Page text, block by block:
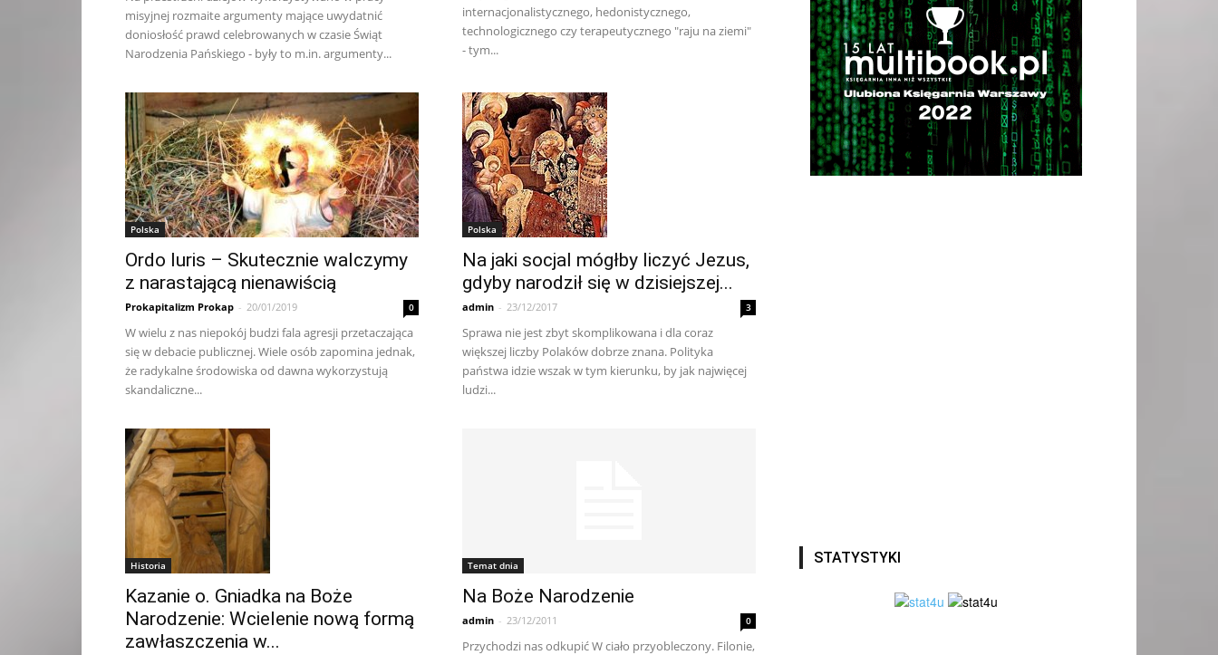
misyjnej rozmaite argumenty mające uwydatnić
doniosłość prawd celebrowanych w czasie Świąt
Narodzenia Pańskiego - były to m.in. argumenty...
internacjonalistycznego, hedonistycznego,
technologicznego czy terapeutycznego "raju na ziemi"
- tym...
Polska
Ordo Iuris – Skutecznie walczymy
z narastającą nienawiścią
Prokapitalizm Prokap - 20/01/2019 0
W wielu z nas niepokój budzi fala agresji przetaczająca
się w debacie publicznej. Wiele osób zapomina jednak,
że radykalne środowiska od dawna wykorzystują
skandaliczne...
Polska
Na jaki socjal mógłby liczyć Jezus,
gdyby narodził się w dzisiejszej...
admin - 23/12/2017 3
Sprawa nie jest zbyt skomplikowana i dla coraz
większej liczby Polaków dobrze znana. Polityka
państwa idzie wszak w tym kierunku, by jak najwięcej
ludzi...
Historia
Kazanie o. Gniadka na Boże
Narodzenie: Wcielenie nową formą
zawłaszczenia w...
Temat dnia
Na Boże Narodzenie
admin - 23/12/2011 0
Przychodzi nas odkupić W ciało przyobleczony. Filonie,
STATYSTYKI